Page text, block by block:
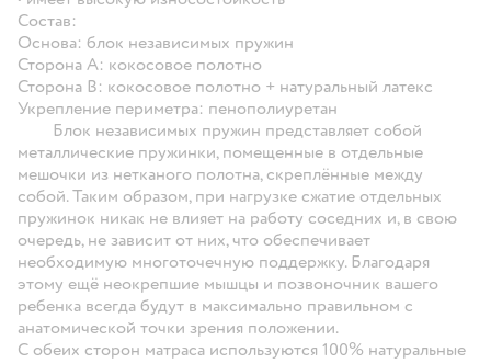
Состав:
Основа: блок независимых пружин
Сторона А: кокосовое полотно
Сторона В: кокосовое полотно + натуральный латекс
Укрепление периметра: пенополиуретан
Блок независимых пружин представляет собой
металлические пружинки, помещенные в отдельные
мешочки из нетканого полотна, скреплённые между
собой. Таким образом, при нагрузке сжатие отдельных
пружинок никак не влияет на работу соседних и, в свою
очередь, не зависит от них, что обеспечивает
необходимую многоточечную поддержку. Благодаря
этому ещё неокрепшие мышцы и позвоночник вашего
ребенка всегда будут в максимально правильном с
анатомической точки зрения положении.
С обеих сторон матраса используются 100% натуральные